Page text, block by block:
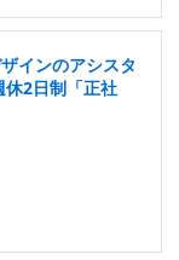
インのアシスタ
2日制「正社